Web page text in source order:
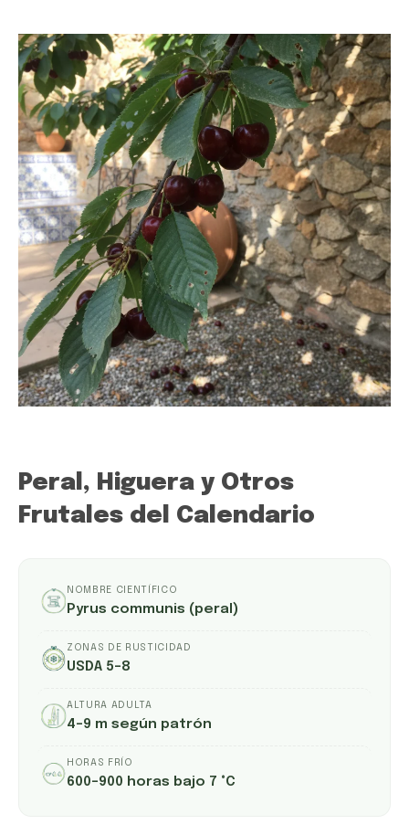
Peral, Higuera y Otros
Frutales del Calendario
NOMBRE CIENTÍFICO
Pyrus communis (peral)
ZONAS DE RUSTICIDAD
USDA 5–8
ALTURA ADULTA
4–9 m según patrón
HORAS FRÍO
600–900 horas bajo 7 °C